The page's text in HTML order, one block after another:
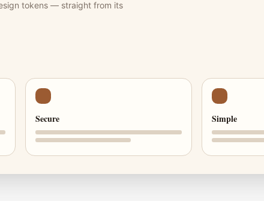
tokens — straight from its
Secure Simple